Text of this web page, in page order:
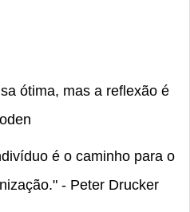
ótima, mas a reflexão é
é o caminho para o
- Peter Drucker